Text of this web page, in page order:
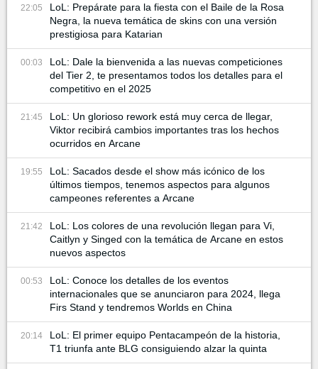
22:05
LoL: Prepárate para la fiesta con el Baile de la Rosa
Negra, la nueva temática de skins con una versión
prestigiosa para Katarian
00:03
LoL: Dale la bienvenida a las nuevas competiciones
del Tier 2, te presentamos todos los detalles para el
competitivo en el 2025
21:45
LoL: Un glorioso rework está muy cerca de llegar,
Viktor recibirá cambios importantes tras los hechos
ocurridos en Arcane
19:55
LoL: Sacados desde el show más icónico de los
últimos tiempos, tenemos aspectos para algunos
campeones referentes a Arcane
21:42
LoL: Los colores de una revolución llegan para Vi,
Caitlyn y Singed con la temática de Arcane en estos
nuevos aspectos
00:53
LoL: Conoce los detalles de los eventos
internacionales que se anunciaron para 2024, llega
Firs Stand y tendremos Worlds en China
20:14
LoL: El primer equipo Pentacampeón de la historia,
T1 triunfa ante BLG consiguiendo alzar la quinta